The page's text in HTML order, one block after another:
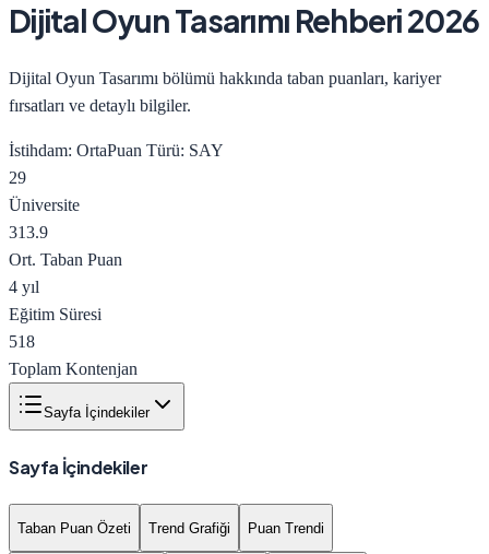
Dijital Oyun Tasarımı Rehberi 2026
Dijital Oyun Tasarımı bölümü hakkında taban puanları, kariyer
fırsatları ve detaylı bilgiler.
İstihdam: OrtaPuan Türü: SAY
29
Üniversite
313.9
Ort. Taban Puan
4 yıl
Eğitim Süresi
518
Toplam Kontenjan
Sayfa İçindekiler
Sayfa İçindekiler
Taban Puan Özeti Trend Grafiği Puan Trendi